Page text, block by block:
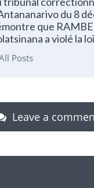
du 8
que
a violé la loi
Posts
Leave a